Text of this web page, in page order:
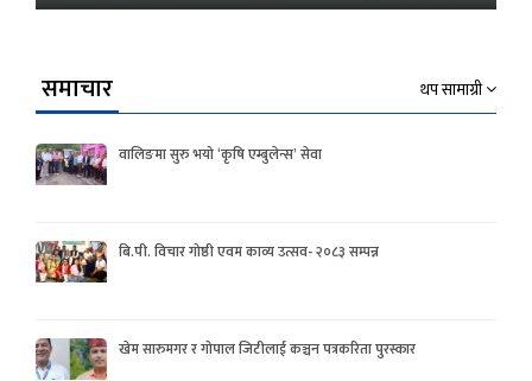
समाचार थप सामाग्री
वालिङमा सुरु भयो ‘कृषि एम्बुलेन्स’ सेवा
बि.पी. विचार गोष्ठी एवम काव्य उत्सव- २०८३ सम्पन्न
खेम सारुमगर र गोपाल जिटीलाई कञ्चन पत्रकरिता पुरस्कार